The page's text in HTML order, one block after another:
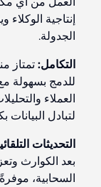
إنتاجية
الجدولة.
التكامل: تمتاز
للدمج بسهولة
العملاء
لتبادل البيانات
التحديثات
بعد الكوارث
السحابية،